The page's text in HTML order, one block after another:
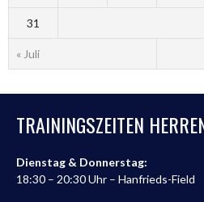
« Juli
31
TRAININGSZEITEN
Dienstag & Donnerstag:
18:30 – 20:30 Uhr – Hanfrieds-Field